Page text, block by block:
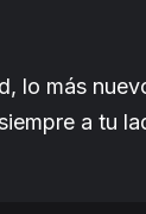
lo más
a tu